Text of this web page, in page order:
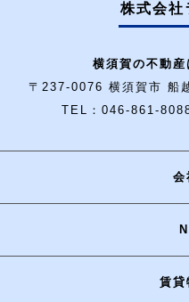
株式会社
横須賀の不動産
〒237-0076 横須賀市 船
TEL：046-861-
会
賃貸